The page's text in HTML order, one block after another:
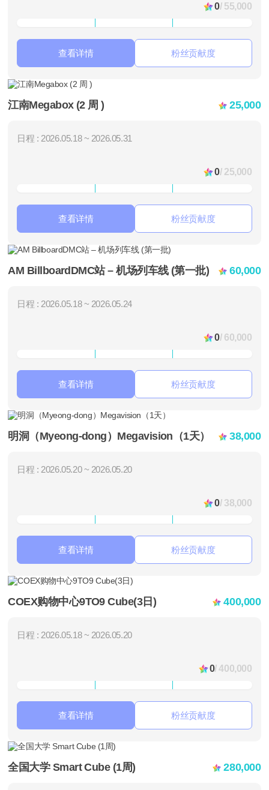
0/ 55,000
查看详情 粉丝贡献度
江南Megabox (2 周 ) 25,000
日程 : 2026.05.18 ~ 2026.05.31
0/ 25,000
查看详情 粉丝贡献度
AM BillboardDMC站 – 机场列车线 (第一批) 60,000
日程 : 2026.05.18 ~ 2026.05.24
0/ 60,000
查看详情 粉丝贡献度
明洞（Myeong-dong）Megavision（1天） 38,000
日程 : 2026.05.20 ~ 2026.05.20
0/ 38,000
查看详情 粉丝贡献度
COEX购物中心9TO9 Cube(3日) 400,000
日程 : 2026.05.18 ~ 2026.05.20
0/ 400,000
查看详情 粉丝贡献度
全国大学 Smart Cube (1周) 280,000